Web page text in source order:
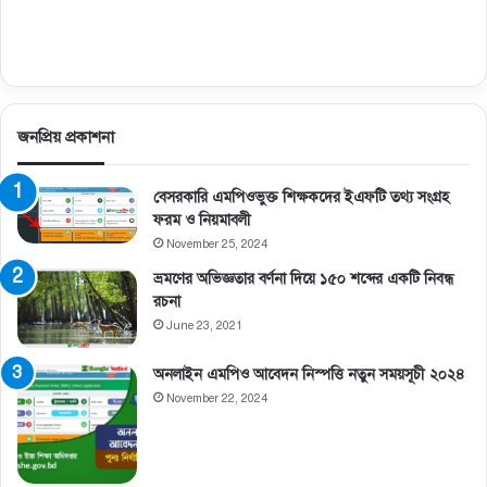
জনপ্রিয় প্রকাশনা
বেসরকারি এমপিওভুক্ত শিক্ষকদের ইএফটি তথ্য সংগ্রহ
ফরম ও নিয়মাবলী
November 25, 2024
ভ্রমণের অভিজ্ঞতার বর্ণনা দিয়ে ১৫০ শব্দের একটি নিবন্ধ
রচনা
June 23, 2021
অনলাইন এমপিও আবেদন নিস্পত্তি নতুন সময়সূচী ২০২৪
November 22, 2024